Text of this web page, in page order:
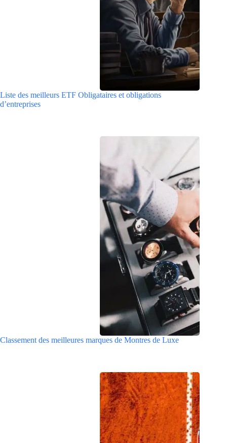
Liste des meilleurs ETF Obligataires et obligations
d’entreprises
Classement des meilleures marques de Montres de Luxe